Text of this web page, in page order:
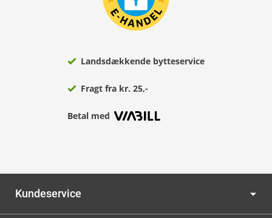
Landsdækkende bytteservice
Fragt fra kr. 25,-
Betal med
Kundeservice